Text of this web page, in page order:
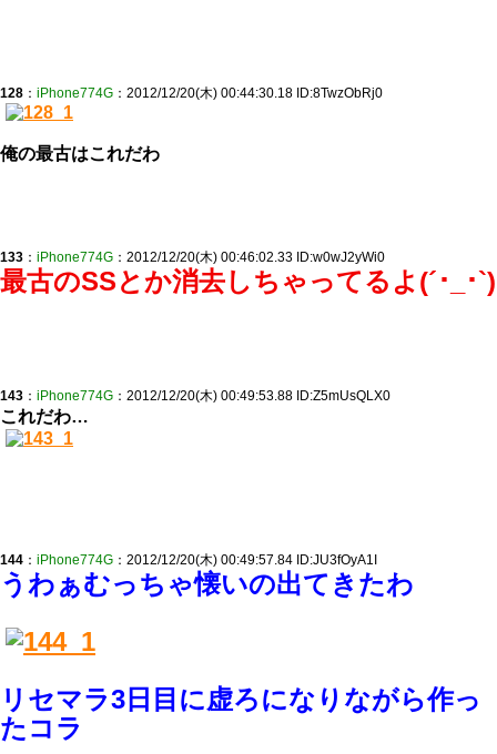
128 ： iPhone774G ：2012/12/20(木) 00:44:30.18 ID:8TwzObRj0
俺の最古はこれだわ
133 ： iPhone774G ：2012/12/20(木) 00:46:02.33 ID:w0wJ2yWi0
最古のSSとか消去しちゃってるよ(´･_･`)
143 ： iPhone774G ：2012/12/20(木) 00:49:53.88 ID:Z5mUsQLX0
これだわ…
144 ： iPhone774G ：2012/12/20(木) 00:49:57.84 ID:JU3fOyA1I
うわぁむっちゃ懐いの出てきたわ
リセマラ3日目に虚ろになりながら作っ
たコラ